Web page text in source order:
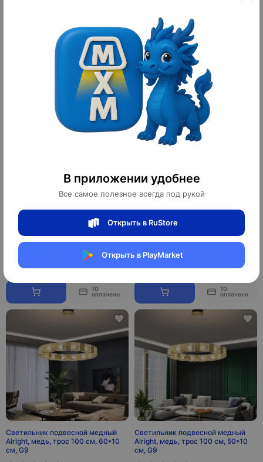
В приложении удобнее
Все самое полезное всегда под рукой
Открыть в RuStore
Открыть в PlayMarket
36 400 ₽
10
оплачено
Светильник подвесной медный
см, LED
1 500 ¥ 21 000 ₽
Светильник подвесной медный
Elutron, медь, мрамор, 100*26 см,
LED
3 800 ¥ 53 200 ₽
10
оплачено
Светильник подвесной золотой
Elmara, металл, трос 100 см,
100*26 см, LED
2 500 ¥ 35 000 ₽
10
оплачено
Светильник подвесной медный
Alright, медь, трос 100 см, 60*10
см, G9
Светильник подвесной медный
Alright, медь, трос 100 см, 50*10
см, G9